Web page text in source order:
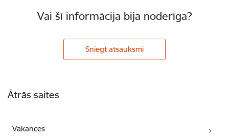
Vai šī informācija bija noderīga?
Sniegt atsauksmi
Ātrās saites
Vakances